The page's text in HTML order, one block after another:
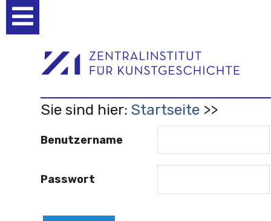
Werkzeuge
Sie sind hier: Startseite
Benutzername
Passwort